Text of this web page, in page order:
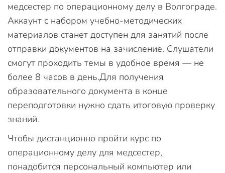
медсестер по операционному делу в Волгограде.
Аккаунт с набором учебно-методических
материалов станет доступен для занятий после
отправки документов на зачисление. Слушатели
смогут проходить темы в удобное время — не
более 8 часов в день.Для получения
образовательного документа в конце
переподготовки нужно сдать итоговую проверку
знаний.
Чтобы дистанционно пройти курс по
операционному делу для медсестер,
понадобится персональный компьютер или